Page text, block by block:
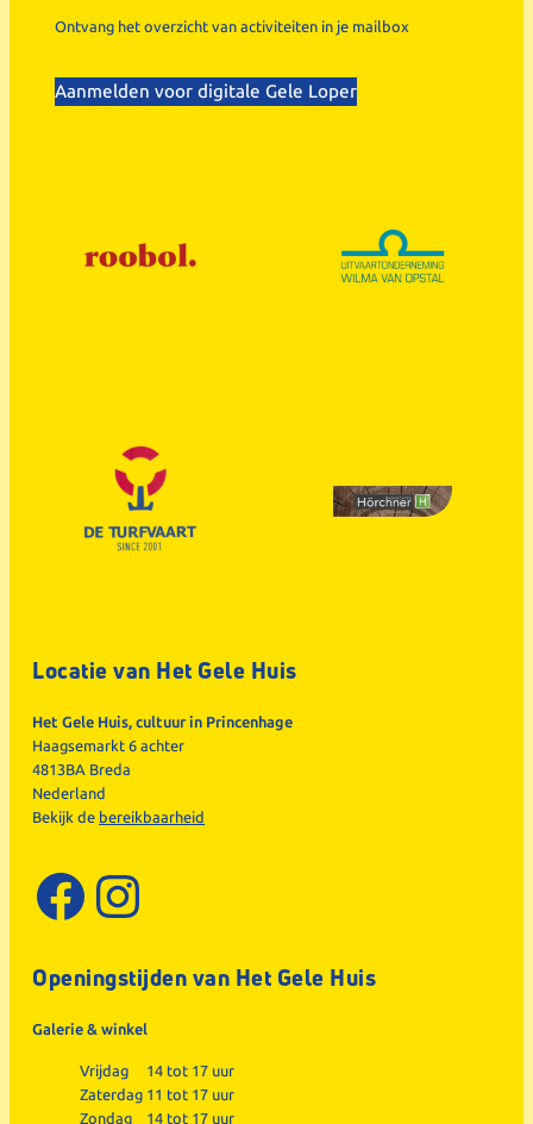
Ontvang het overzicht van activiteiten in je mailbox
Aanmelden voor digitale Gele Loper
Locatie van Het Gele Huis
Het Gele Huis, cultuur in Princenhage
Haagsemarkt 6 achter
4813BA Breda
Nederland
Bekijk de bereikbaarheid
Facebook
Instagram
Openingstijden van Het Gele Huis
Galerie & winkel
Vrijdag
14 tot 17 uur
Zaterdag 11 tot 17 uur
Zondag
14 tot 17 uur